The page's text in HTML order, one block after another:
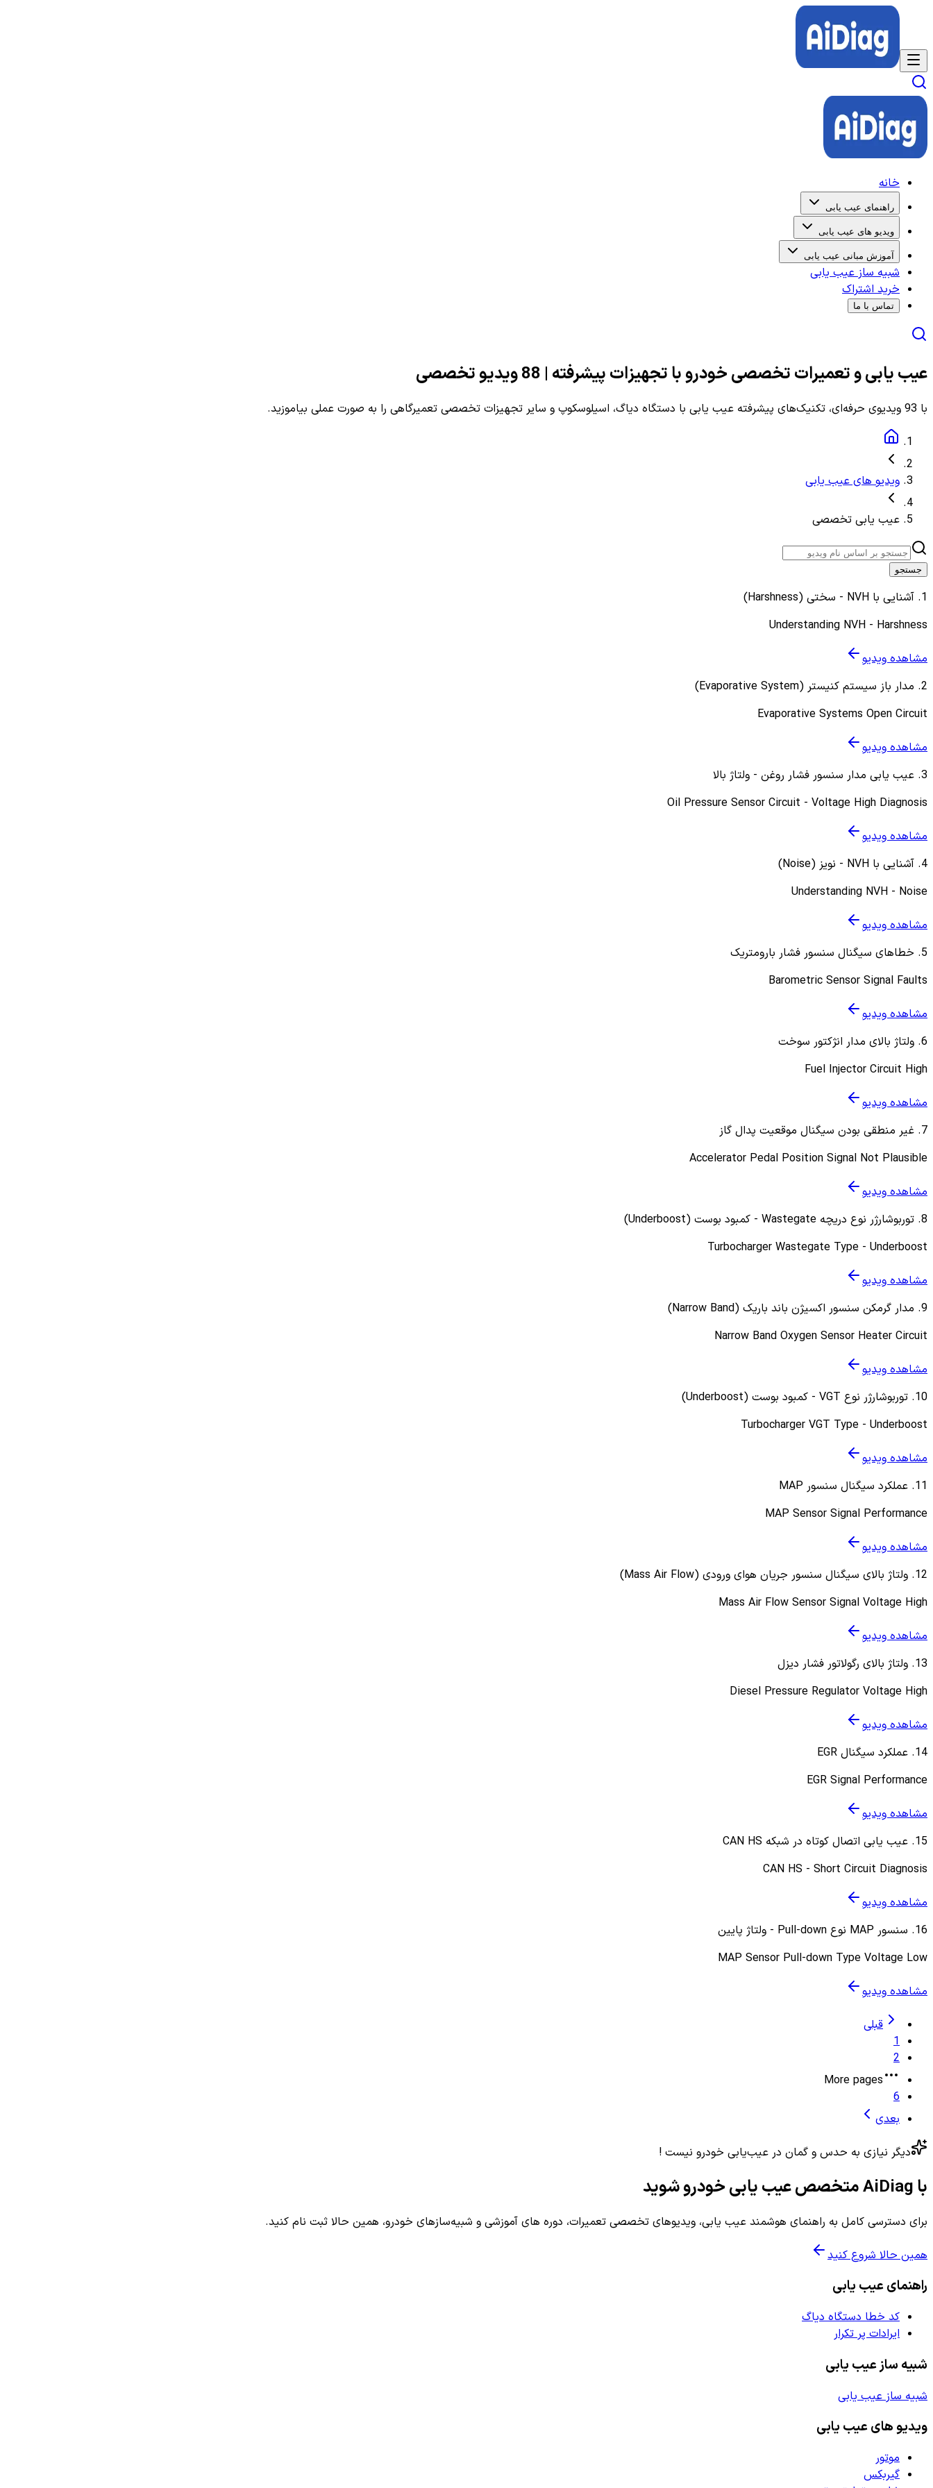
خانه
راهنمای عیب یابی
ویدیو های عیب یابی
آموزش مبانی عیب یابی
شبیه ساز عیب یابی
خرید اشتراک
تماس با ما
عیب یابی و تعمیرات تخصصی خودرو با تجهیزات پیشرفته | 88 ویدیو تخصصی
با 93 ویدیوی حرفه‌ای، تکنیک‌های پیشرفته عیب یابی با دستگاه دیاگ، اسیلوسکوپ و سایر تجهیزات تخصصی تعمیرگاهی را به صورت عملی بیاموزید.
ویدیو های عیب یابی
عیب یابی تخصصی
جستجو
1
. آشنایی با NVH - سختی (Harshness)
Understanding NVH - Harshness
مشاهده ویدیو
2
. مدار باز سیستم کنیستر (Evaporative System)
Evaporative Systems Open Circuit
مشاهده ویدیو
3
. عیب یابی مدار سنسور فشار روغن - ولتاژ بالا
Oil Pressure Sensor Circuit - Voltage High Diagnosis
مشاهده ویدیو
4
. آشنایی با NVH - نویز (Noise)
Understanding NVH - Noise
مشاهده ویدیو
5
. خطاهای سیگنال سنسور فشار بارومتریک
Barometric Sensor Signal Faults
مشاهده ویدیو
6
. ولتاژ بالای مدار انژکتور سوخت
Fuel Injector Circuit High
مشاهده ویدیو
7
. غیر منطقی بودن سیگنال موقعیت پدال گاز
Accelerator Pedal Position Signal Not Plausible
مشاهده ویدیو
8
. توربوشارژر نوع دریچه Wastegate - کمبود بوست (Underboost)
Turbocharger Wastegate Type - Underboost
مشاهده ویدیو
9
. مدار گرمکن سنسور اکسیژن باند باریک (Narrow Band)
Narrow Band Oxygen Sensor Heater Circuit
مشاهده ویدیو
10
. توربوشارژر نوع VGT - کمبود بوست (Underboost)
Turbocharger VGT Type - Underboost
مشاهده ویدیو
11
. عملکرد سیگنال سنسور MAP
MAP Sensor Signal Performance
مشاهده ویدیو
12
. ولتاژ بالای سیگنال سنسور جریان هوای ورودی (Mass Air Flow)
Mass Air Flow Sensor Signal Voltage High
مشاهده ویدیو
13
. ولتاژ بالای رگولاتور فشار دیزل
Diesel Pressure Regulator Voltage High
مشاهده ویدیو
14
. عملکرد سیگنال EGR
EGR Signal Performance
مشاهده ویدیو
15
. عیب یابی اتصال کوتاه در شبکه CAN HS
CAN HS - Short Circuit Diagnosis
مشاهده ویدیو
16
. سنسور MAP نوع Pull-down - ولتاژ پایین
MAP Sensor Pull-down Type Voltage Low
مشاهده ویدیو
قبلی
1
2
More pages
6
بعدی
دیگر نیازی به حدس و گمان در عیب‌یابی خودرو نیست !
با AiDiag متخصص عیب یابی خودرو شوید
برای دسترسی کامل به راهنمای هوشمند عیب یابی، ویدیوهای تخصصی تعمیرات، دوره های آموزشی و شبیه‌سازهای خودرو، همین حالا ثبت نام کنید.
همین حالا شروع کنید
راهنمای عیب یابی
کد خطا دستگاه دیاگ
ایرادات پر تکرار
شبیه ساز عیب یابی
شبیه ساز عیب یابی
ویدیو های عیب یابی
موتور
گیربکس